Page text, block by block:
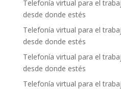
Telefonía virtual para el
desde donde estés
Telefonía virtual para el
desde donde estés
Telefonía virtual para el
desde donde estés
Telefonía virtual para el